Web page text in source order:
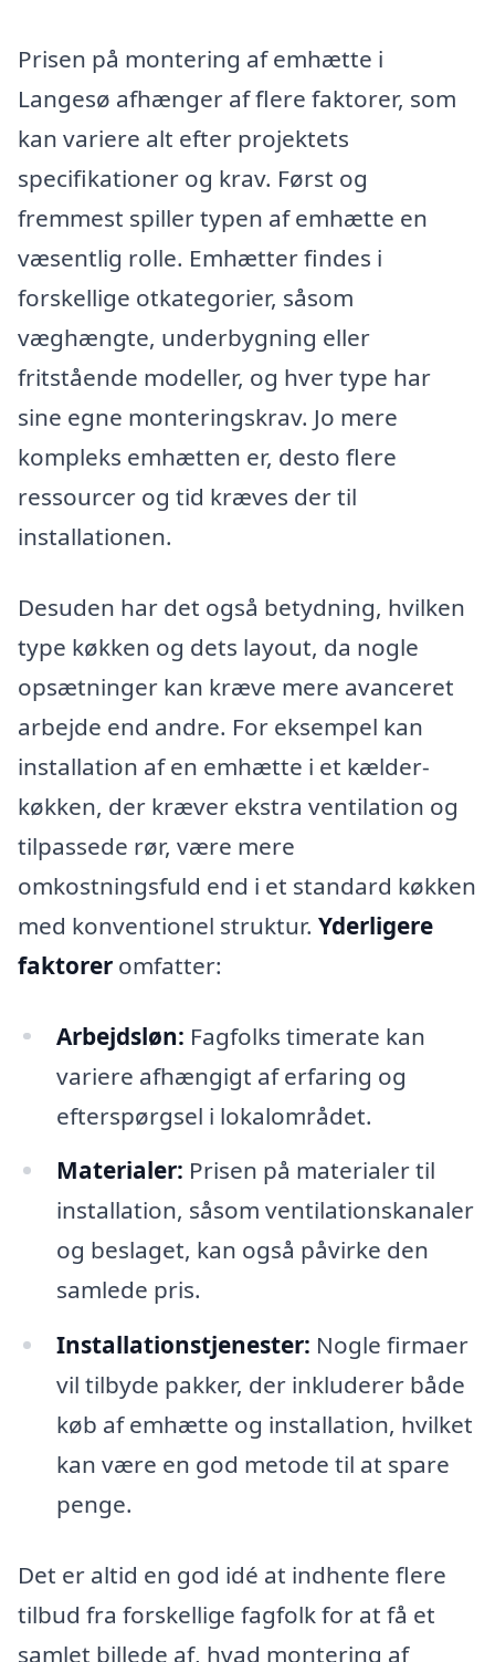
Prisen på montering af emhætte i
Langesø afhænger af flere faktorer, som
kan variere alt efter projektets
specifikationer og krav. Først og
fremmest spiller typen af emhætte en
væsentlig rolle. Emhætter findes i
forskellige otkategorier, såsom
væghængte, underbygning eller
fritstående modeller, og hver type har
sine egne monteringskrav. Jo mere
kompleks emhætten er, desto flere
ressourcer og tid kræves der til
installationen.
Desuden har det også betydning, hvilken
type køkken og dets layout, da nogle
opsætninger kan kræve mere avanceret
arbejde end andre. For eksempel kan
installation af en emhætte i et kælder-
køkken, der kræver ekstra ventilation og
tilpassede rør, være mere
omkostningsfuld end i et standard køkken
med konventionel struktur. Yderligere
faktorer omfatter:
Arbejdsløn: Fagfolks timerate kan
variere afhængigt af erfaring og
efterspørgsel i lokalområdet.
Materialer: Prisen på materialer til
installation, såsom ventilationskanaler
og beslaget, kan også påvirke den
samlede pris.
Installationstjenester: Nogle firmaer
vil tilbyde pakker, der inkluderer både
køb af emhætte og installation, hvilket
kan være en god metode til at spare
penge.
Det er altid en god idé at indhente flere
tilbud fra forskellige fagfolk for at få et
samlet billede af, hvad montering af